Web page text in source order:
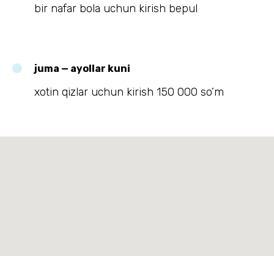
bir nafar bola uchun kirish bepul
juma — ayollar kuni
xotin qizlar uchun kirish 150 000 so’m